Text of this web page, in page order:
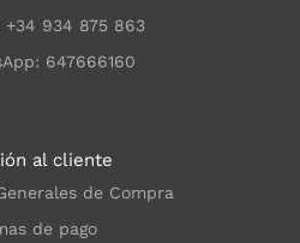
+34 934 875 863
647666160
al cliente
de Compra
de pago